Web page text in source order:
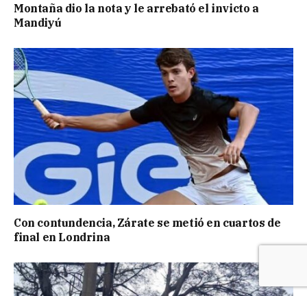
Montaña dio la nota y le arrebató el invicto a
Mandiyú
Con contundencia, Zárate se metió en cuartos de
final en Londrina